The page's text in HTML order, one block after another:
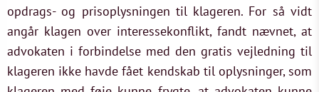
opdrags- og prisoplysningen til klageren. For så vidt
angår klagen over interessekonflikt, fandt nævnet, at
advokaten i forbindelse med den gratis vejledning til
klageren ikke havde fået kendskab til oplysninger, som